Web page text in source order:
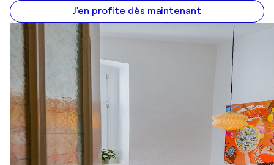
J'en profite dès maintenant